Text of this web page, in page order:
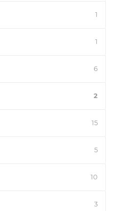
1
1
6
2
15
5
10
3